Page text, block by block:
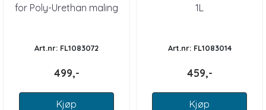
for Poly-Urethan maling
Art.nr: FL1083072
499,-
Kjøp
1L
Art.nr: FL1083014
459,-
Kjøp